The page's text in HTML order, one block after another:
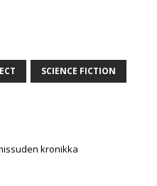
SCIENCE FICTION
kronikka